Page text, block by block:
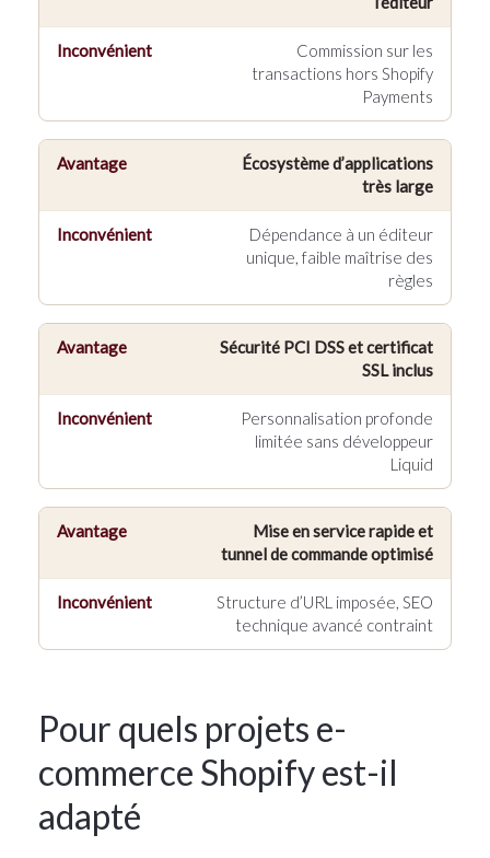
Commission sur les
transactions hors Shopify
Payments
Écosystème d’applications
très large
Dépendance à un éditeur
unique, faible maîtrise des
règles
Sécurité PCI DSS et certificat
SSL inclus
Personnalisation profonde
limitée sans développeur
Liquid
Mise en service rapide et
tunnel de commande optimisé
Structure d’URL imposée, SEO
technique avancé contraint
Pour quels projets e-
commerce Shopify est-il
adapté